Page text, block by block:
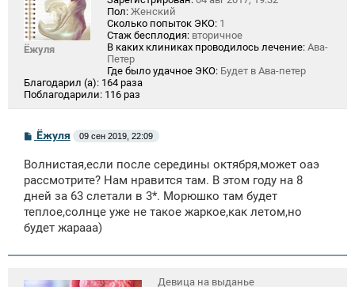
Ёжуля
Пол: Женский
Сколько попыток ЭКО: 1
Стаж бесплодия: вторичное
В каких клиниках проводилось лечение: Ава-
Петер
Где было удачное ЭКО: Будет в Ава-петер
Благодарил (а): 164 раза
Поблагодарили: 116 раз
С
б
щ
н
и
Ёжуля 09 сен 2019, 22:09
Волнистая,если после середины октября,может оаэ
рассмотрите? Нам нравится там. В этом году на 8
дней за 63 слетали в 3*. Морюшко там будет
теплое,солнце уже не такое жаркое,как летом,но
будет жарааа)
Девица на выданье